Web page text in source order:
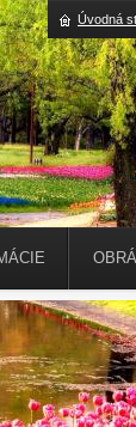
Úvodná